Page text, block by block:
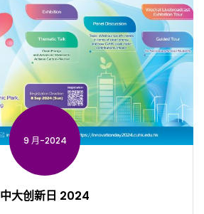
9 月-2024
中大创新日 2024